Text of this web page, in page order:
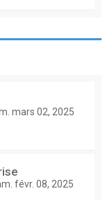
mars 02, 2025
févr. 08, 2025